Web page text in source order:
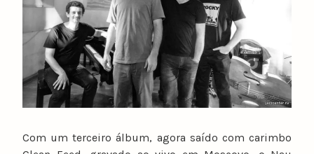
Com um terceiro álbum, agora saído com carimbo